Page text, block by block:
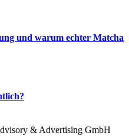
und warum echter Matcha
& Advertising GmbH